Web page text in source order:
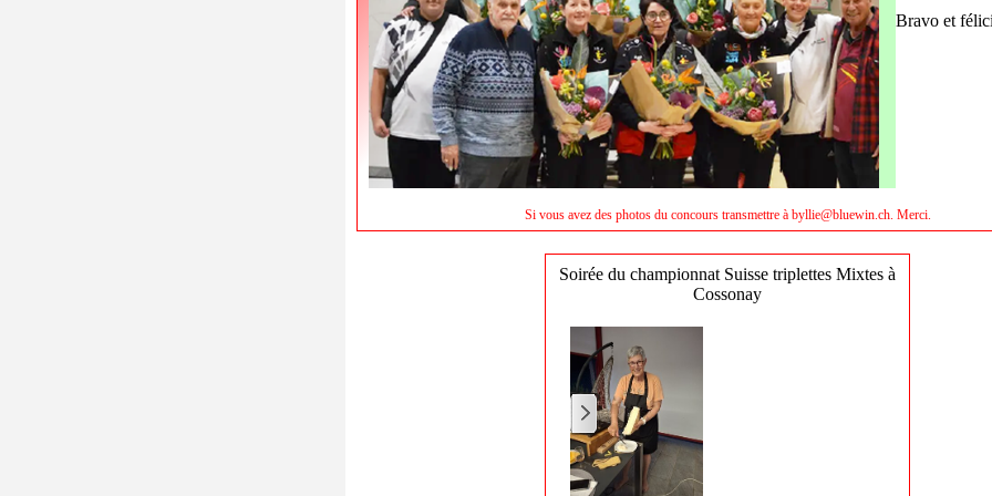
Bravo et
Si vous avez des photos du concours transmettre à byllie@bluewin.ch. Merci.
Soirée du championnat Suisse triplettes Mixtes à
Cossonay